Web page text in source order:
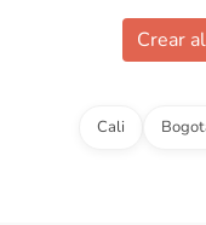
Crear
Cali